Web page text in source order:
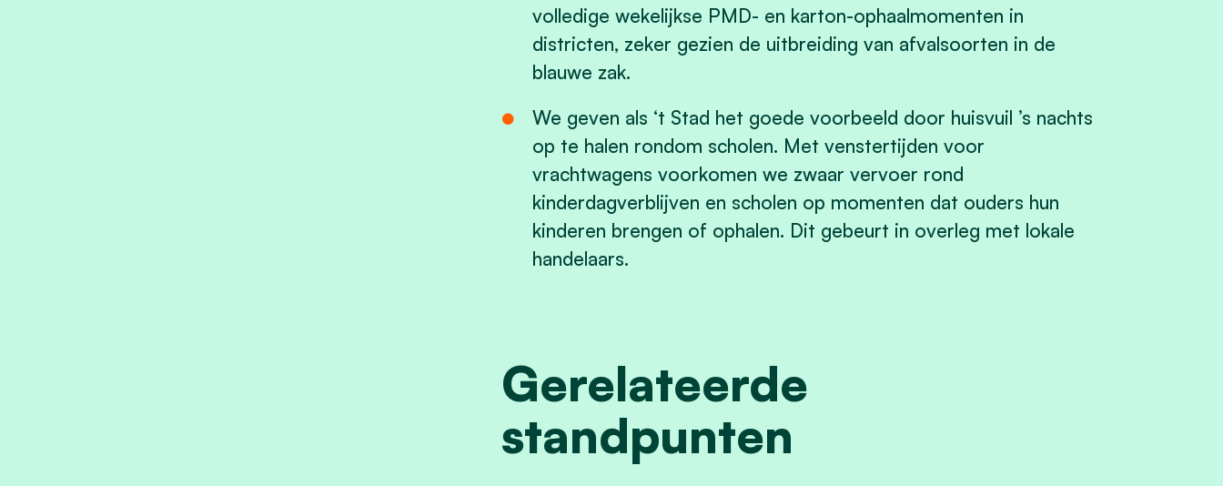
volledige wekelijkse PMD- en karton-ophaalmomenten in
districten, zeker gezien de uitbreiding van afvalsoorten in de
blauwe zak.
We geven als ‘t Stad het goede voorbeeld door huisvuil ’s nachts
op te halen rondom scholen. Met venstertijden voor
vrachtwagens voorkomen we zwaar vervoer rond
kinderdagverblijven en scholen op momenten dat ouders hun
kinderen brengen of ophalen. Dit gebeurt in overleg met lokale
handelaars.
Gerelateerde
standpunten